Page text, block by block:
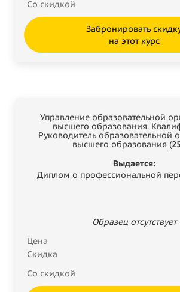
Со скидкой
Забронировать
на этот курс
Управление образовательной
высшего образования.
Руководитель образовательной
высшего образования (
Выдается:
Диплом о профессиональной
Образец отсутствует
Цена
Скидка
Со скидкой